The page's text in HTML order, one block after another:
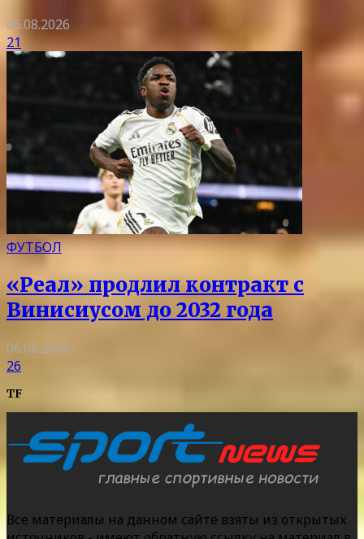
06.08.2026
21
ФУТБОЛ
«Реал» продлил контракт с
Винисиусом до 2032 года
06.08.2026
26
TF
Все материалы на данном сайте взяты из открытых